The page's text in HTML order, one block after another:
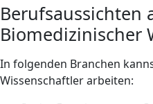
Berufsaussichten
Biomedizinischer
In folgenden Branchen
Wissenschaftler arbeiten: